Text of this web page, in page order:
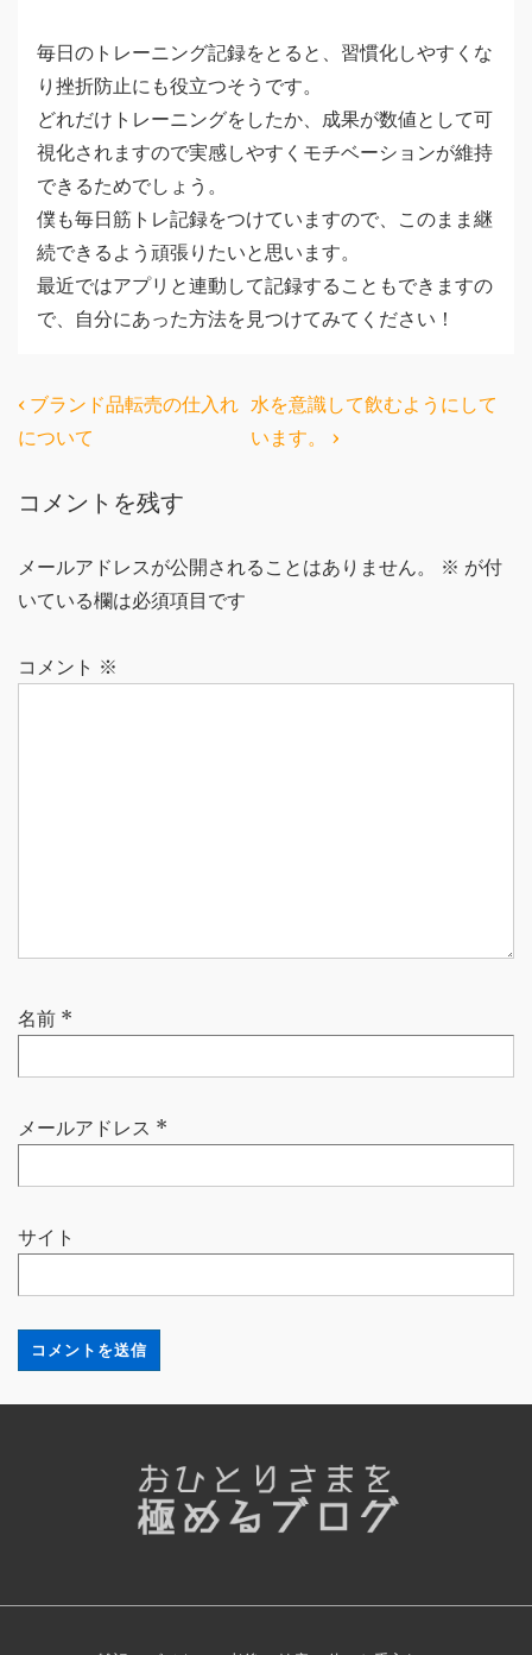
毎日のトレーニング記録をとると、習慣化しやすくな
り挫折防止にも役立つそうです。
どれだけトレーニングをしたか、成果が数値として可
視化されますので実感しやすくモチベーションが維持
できるためでしょう。
僕も毎日筋トレ記録をつけていますので、このまま継
続できるよう頑張りたいと思います。
最近ではアプリと連動して記録することもできますの
で、自分にあった方法を見つけてみてください！
投
稿
ビ
ゲ
ー
ョ
前
の
稿:
‹ ブランド品転売の仕入れ
について
次
の
水を意識して飲むようにして
います。 ›
コメントを残す
メールアドレスが公開されることはありません。 ※ が付
いている欄は必須項目です
コメント ※
名前 *
メールアドレス *
サイト